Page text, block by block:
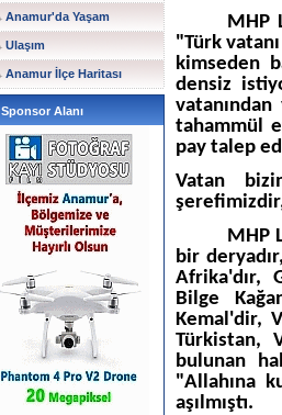
Anamur'da Yaşam
Ulaşım
Anamur İlçe Haritası
Sponsor Alanı
MHP
"Türk
kimseden
densiz
vatanından
tahammül
pay talep
Vatan
MHP
bir
Afrika'dır,
Bilge
Kemal'dir,
Türkistan,
bulunan
"Allahına
aşılmıştı.